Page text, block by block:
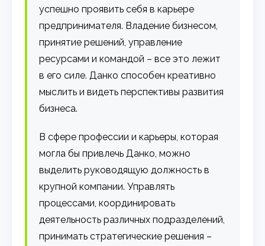
успешно проявить себя в карьере
предпринимателя. Владение бизнесом,
принятие решений, управление
ресурсами и командой – все это лежит
в его силе. Данко способен креативно
мыслить и видеть перспективы развития
бизнеса.
В сфере профессии и карьеры, которая
могла бы привлечь Данко, можно
выделить руководящую должность в
крупной компании. Управлять
процессами, координировать
деятельность различных подразделений,
принимать стратегические решения –